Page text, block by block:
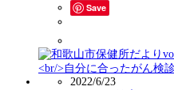
Save
2022/6/23